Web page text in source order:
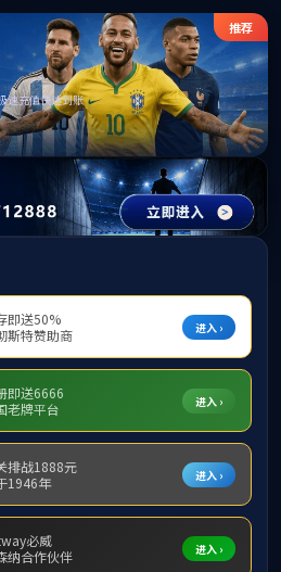
姆联)有限公司-Official
website
http:/292找不到对应的栏目！
关闭此页